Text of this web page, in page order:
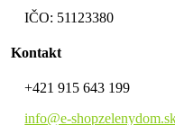
IČO: 51123380
Kontakt
+421 915 643 199
info@e-